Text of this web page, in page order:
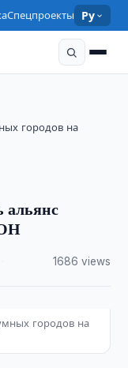
Спецпроекты Ру
городов на
альянс
1686 views
городов на